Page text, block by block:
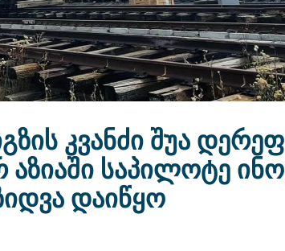
კვანძი შუა
საპილოტე
დაიწყო